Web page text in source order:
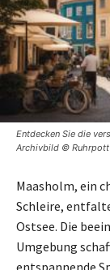
Entdecken Sie die
Archivbild © Ruhrpott
Maasholm, ein
Schleire,
Ostsee. Die
Umgebung
entspannende